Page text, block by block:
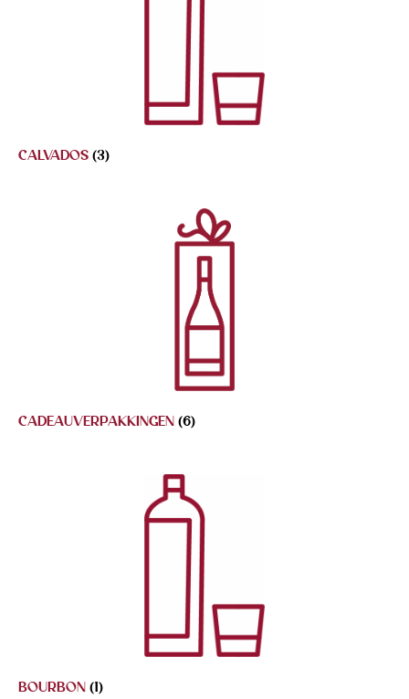
CALVADOS (3)
CADEAUVERPAKKINGEN (6)
BOURBON (1)